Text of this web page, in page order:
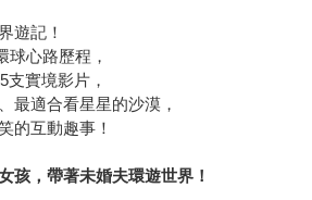
遊記！
球心路歷程，
支實境影片，
最適合看星星的沙漠，
的互動趣事！
孩，帶著未婚夫環遊世界！